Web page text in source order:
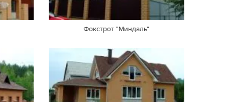
Фокстрот "Миндаль"